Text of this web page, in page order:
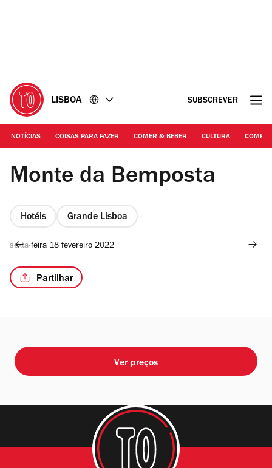
LISBOA SUBSCREVER
NOTÍCIAS COISAS PARA FAZER COMER & BEBER CULTURA
©DR | Monte da Bemposta
Monte da Bemposta
Hotéis Grande Lisboa
sexta-feira 18 fevereiro 2022
Partilhar
Ver preços